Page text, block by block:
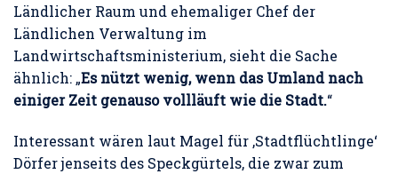
Ländlicher Raum und ehemaliger Chef der
Ländlichen Verwaltung im
Landwirtschaftsministerium, sieht die Sache
ähnlich: „Es nützt wenig, wenn das Umland nach
einiger Zeit genauso vollläuft wie die Stadt.“
Interessant wären laut Magel für ‚Stadtflüchtlinge‘
Dörfer jenseits des Speckgürtels, die zwar zum